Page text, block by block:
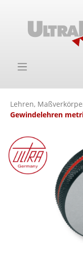
Lehren,
Gewindelehren
Bildergalerie